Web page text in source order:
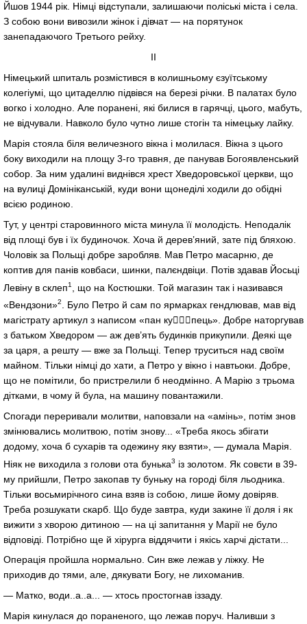
Йшов 1944 рік. Німці відступали, залишаючи поліські міста і села.
З собою вони вивозили жінок і дівчат — на порятунок
занепадаючого Третього рейху.
ІІ
Німецький шпиталь розмістився в колишньому єзуїтському
колегіумі, що цитаделлю підвівся на березі річки. В палатах було
вогко і холодно. Але поранені, які билися в гарячці, цього, мабуть,
не відчували. Навколо було чутно лише стогін та німецьку лайку.
Марія стояла біля величезного вікна і молилася. Вікна з цього
боку виходили на площу 3-го травня, де панував Богоявленський
собор. За ним удалині виднівся хрест Хведоровської церкви, що
на вулиці Домініканській, куди вони щонеділі ходили до обідні
всією родиною.
Тут, у центрі старовинного міста минула її молодість. Неподалік
від площі був і їх будиночок. Хоча й дерев’яний, зате під бляхою.
Чоловік за Польщі добре заробляв. Мав Петро масарню, де
коптив для панів ковбаси, шинки, палєндвіци. Потів здавав Йосьці
Левіну в склеп1
, що на Костюшки. Той магазин так і називався
«Вендзони»2
. Було Петро й сам по ярмарках гендлював, мав від
магістрату артикул з написом «пан купець». Добре наторгував
з батьком Хведором — аж дев’ять будинків прикупили. Деякі ще
за царя, а решту — вже за Польщі. Тепер труситься над своїм
майном. Тільки німці до хати, а Петро у вікно і навтьоки. Добре,
що не помітили, бо пристрелили б неодмінно. А Марію з трьома
дітками, в чому й була, на машину повантажили.
Спогади переривали молитви, наповзали на «амінь», потім знов
змінювались молитвою, потім знову... «Треба якось збігати
додому, хоча б сухарів та одежину яку взяти», — думала Марія.
Ніяк не виходила з голови ота бунька3 із золотом. Як совєти в 39-
му прийшли, Петро закопав ту буньку на городі біля льодника.
Тільки восьмирічного сина взяв із собою, лише йому довіряв.
Треба розшукати скарб. Що буде завтра, куди закине її доля і як
вижити з хворою дитиною — на ці запитання у Марії не було
відповіді. Потрібно ще й хірурга віддячити і якісь харчі дістати...
Операція пройшла нормально. Син вже лежав у ліжку. Не
приходив до тями, але, дякувати Богу, не лихоманив.
— Матко, води..а..а... — хтось простогнав іззаду.
Марія кинулася до пораненого, що лежав поруч. Наливши з